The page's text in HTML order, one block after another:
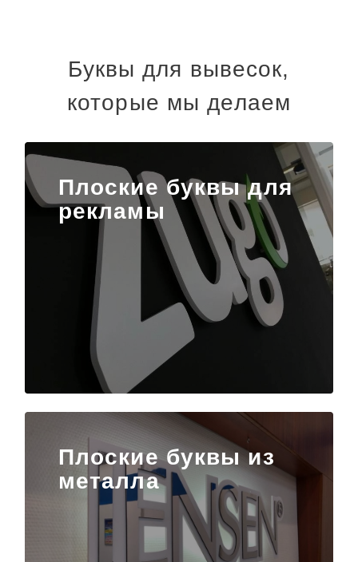
Буквы для вывесок,
которые мы делаем
Плоские буквы для
рекламы
Плоские буквы из
металла